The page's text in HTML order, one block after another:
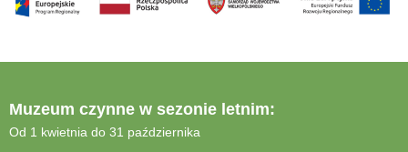
Muzeum czynne w sezonie letnim:
Od 1 kwietnia do 31 października